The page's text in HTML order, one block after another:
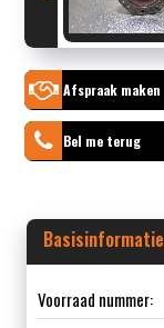
Afspraak maken
Bel me terug
Basisinformatie
Voorraad nummer: